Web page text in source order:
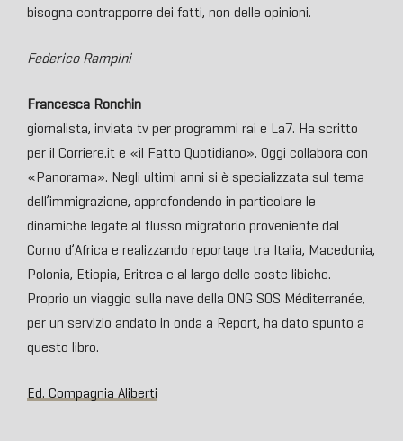
bisogna contrapporre dei fatti, non delle opinioni.
Federico Rampini
Francesca Ronchin
giornalista, inviata tv per programmi rai e La7. Ha scritto
per il Corriere.it e «il Fatto Quotidiano». Oggi collabora con
«Panorama». Negli ultimi anni si è specializzata sul tema
dell’immigrazione, approfondendo in particolare le
dinamiche legate al flusso migratorio proveniente dal
Corno d’Africa e realizzando reportage tra Italia, Macedonia,
Polonia, Etiopia, Eritrea e al largo delle coste libiche.
Proprio un viaggio sulla nave della ONG SOS Méditerranée,
per un servizio andato in onda a Report, ha dato spunto a
questo libro.
Ed. Compagnia Aliberti